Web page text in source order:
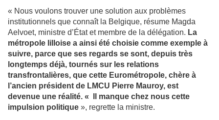
« Nous voulons trouver une solution aux problèmes
institutionnels que connaît la Belgique, résume Magda
Aelvoet, ministre d’État et membre de la délégation. La
métropole lilloise a ainsi été choisie comme exemple à
suivre, parce que ses regards se sont, depuis très
longtemps déjà, tournés sur les relations
transfrontalières, que cette Eurométropole, chère à
l’ancien président de LMCU Pierre Mauroy, est
devenue une réalité. « Il manque chez nous cette
impulsion politique », regrette la ministre.